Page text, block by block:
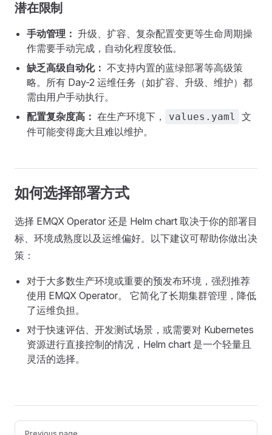
潜在限制
手动管理： 升级、扩容、复杂配置变更等生命周期操
作需要手动完成，自动化程度较低。
缺乏高级自动化： 不支持内置的蓝绿部署等高级策
略。所有 Day-2 运维任务（如扩容、升级、维护）都
需由用户手动执行。
配置复杂度高： 在生产环境下， values.yaml
文
件可能变得庞大且难以维护。
如何选择部署方式
选择 EMQX Operator 还是 Helm chart 取决于你的部署目
标、环境成熟度以及运维偏好。以下建议可帮助你做出决
策：
对于大多数生产环境或重要的预发布环境，强烈推荐
使用 EMQX Operator。 它简化了长期集群管理，降低
了运维负担。
对于快速评估、开发测试场景，或需要对 Kubernetes
资源进行直接控制的情况，Helm chart 是一个轻量且
灵活的选择。
Pager